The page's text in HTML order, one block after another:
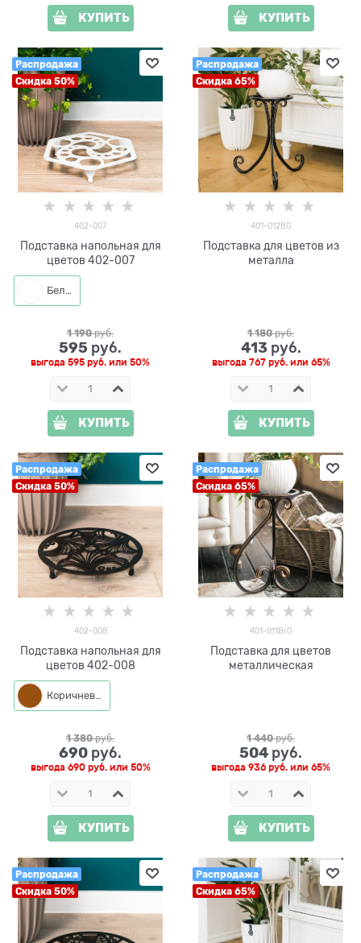
КУПИТЬ КУПИТЬ
Распродажа
Скидка 50%
402-007
Подставка напольная для
цветов 402-007
Белый
1 190 руб.
595 руб.
выгода 595 руб. или 50%
КУПИТЬ
Распродажа
Скидка 65%
401-012BG
Подставка для цветов из
металла
1 180 руб.
413 руб.
выгода 767 руб.или 65%
КУПИТЬ
Распродажа
Скидка 50%
402-008
Подставка напольная для
цветов 402-008
Коричневый
1 380 руб.
690 руб.
выгода 690 руб.или 50%
КУПИТЬ
Распродажа
Скидка 65%
401-011BrG
Подставка для цветов
металлическая
1 440 руб.
504 руб.
выгода 936 руб. или 65%
КУПИТЬ
Распродажа
Скидка 50%
Распродажа
Скидка 65%